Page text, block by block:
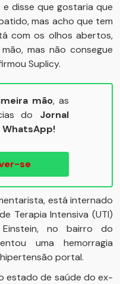
disse que gostaria que
mas acho que tem
com os olhos abertos,
mas não consegue
Suplicy.
mão, as
do Jornal
WhatsApp!
se
está internado
Terapia Intensiva (UTI)
no bairro do
uma hemorragia
portal.
estado de saúde do ex-